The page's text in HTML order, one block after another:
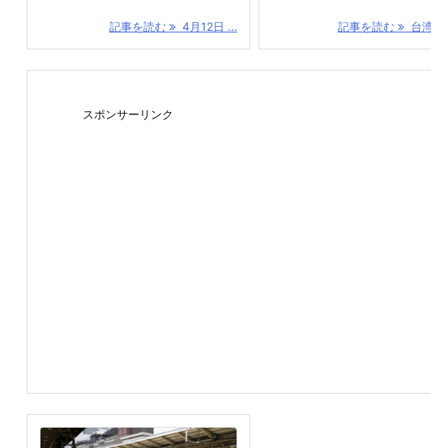
記事を読む 4月12日 ... 記事を読む 台
スポンサーリンク